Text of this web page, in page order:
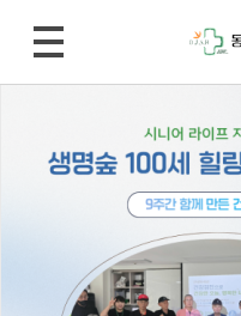
Total 235건6 페이지
제목
비급여 진료비용 등의 게시 변경